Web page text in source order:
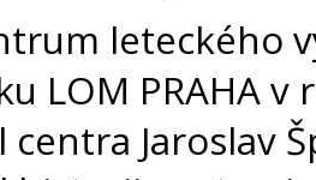
leteckého
LOM PRAHA
centra Jaroslav